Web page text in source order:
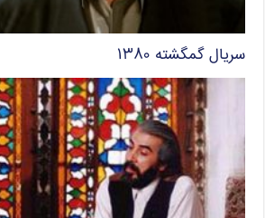
سریال گمگشته ۱۳۸۰